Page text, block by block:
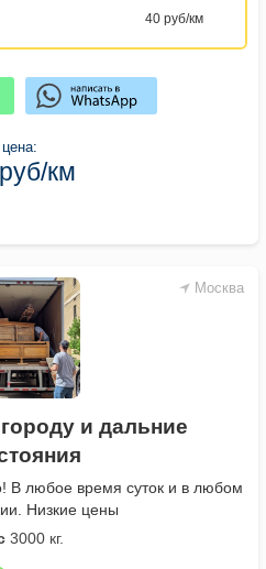
40 руб/км
цена:
км
Москва
и дальние
В любое время суток и в любом
Низкие цены
3000 кг.